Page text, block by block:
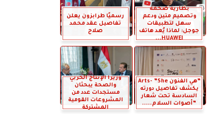
بطارية ضخمة
وتصميم متين ودعم
سهل لتطبيقات
جوجل: لماذا يُعد هاتف
HUAWEI...
رسميًا طرابزون يعلن
تفاصيل عقد محمد
صلاح
”هي الفنون Arts- ”She
يكشف تفاصيل دورته
السادسة تحت شعار
”أصوات السلام.....
وزيرا الإنتاج الحربي
والصحة يبحثان
مستجدات عدد من
المشروعات القومية
المشتركة